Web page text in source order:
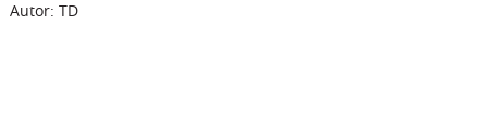
Autor: TD